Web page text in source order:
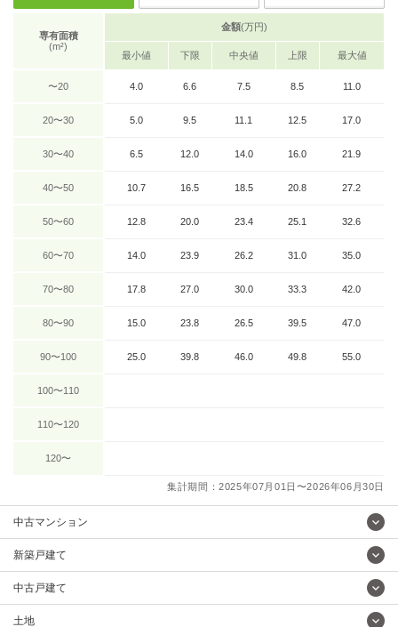
専有面積
(m²)
金額(万円)
最小値 下限 中央値 上限 最大値
〜20 4.0 6.6 7.5 8.5 11.0
20〜30 5.0 9.5 11.1 12.5 17.0
30〜40 6.5 12.0 14.0 16.0 21.9
40〜50 10.7 16.5 18.5 20.8 27.2
50〜60 12.8 20.0 23.4 25.1 32.6
60〜70 14.0 23.9 26.2 31.0 35.0
70〜80 17.8 27.0 30.0 33.3 42.0
80〜90 15.0 23.8 26.5 39.5 47.0
90〜100 25.0 39.8 46.0 49.8 55.0
100〜110
110〜120
120〜
集計期間：2025年07月01日〜2026年06月30日
中古マンション
新築戸建て
中古戸建て
土地